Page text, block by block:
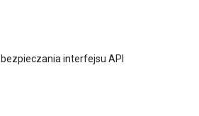
interfejsu API